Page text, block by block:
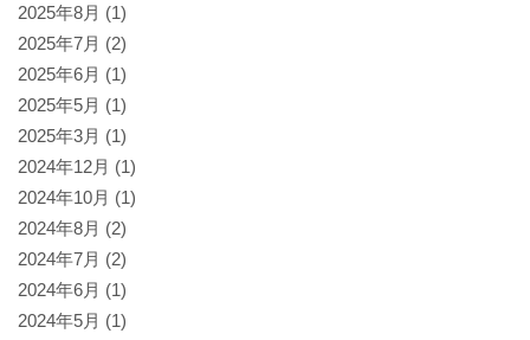
2025年8月 (1)
2025年7月 (2)
2025年6月 (1)
2025年5月 (1)
2025年3月 (1)
2024年12月 (1)
2024年10月 (1)
2024年8月 (2)
2024年7月 (2)
2024年6月 (1)
2024年5月 (1)